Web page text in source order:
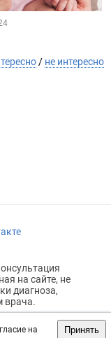
на
Принять
/ не интересно
на сайте, не
диагноза,
врача.